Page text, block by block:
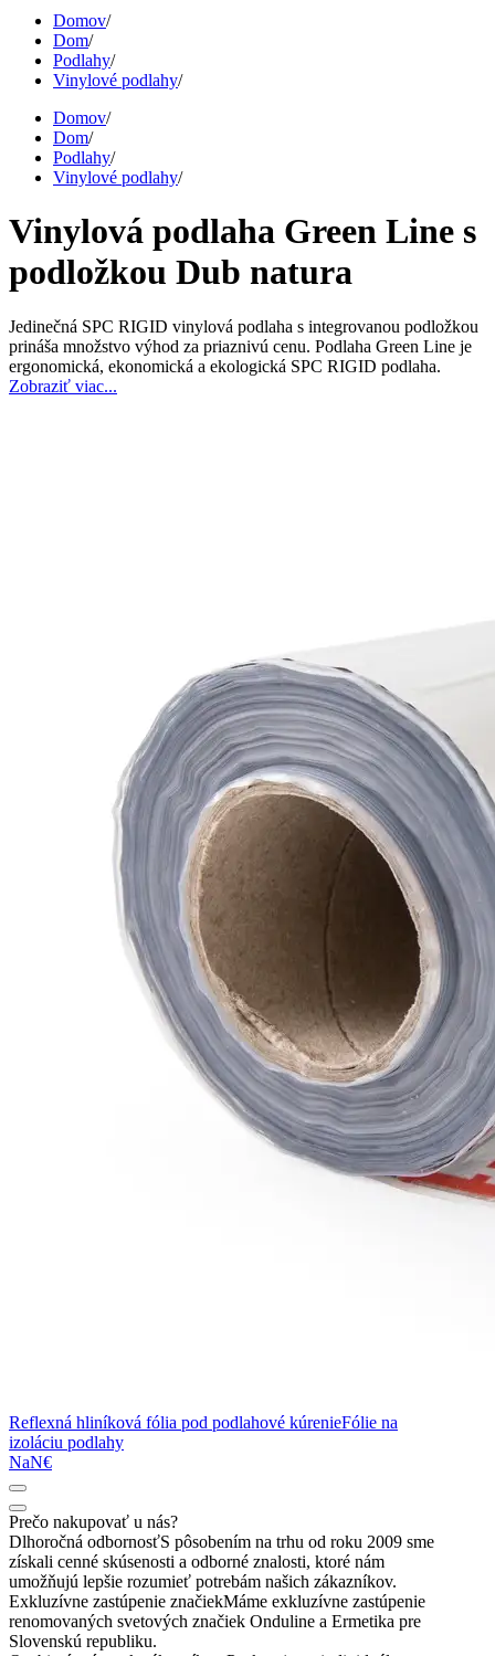
Domov/
Dom/
Podlahy/
Vinylové podlahy/
Domov/
Dom/
Podlahy/
Vinylové podlahy/
Vinylová podlaha Green Line s
podložkou Dub natura
Jedinečná SPC RIGID vinylová podlaha s integrovanou podložkou
prináša množstvo výhod za priaznivú cenu. Podlaha Green Line je
ergonomická, ekonomická a ekologická SPC RIGID podlaha.
Zobraziť viac...
Reflexná hliníková fólia pod podlahové kúrenieFólie na
izoláciu podlahy
NaN€
Prečo nakupovať u nás?
Dlhoročná odbornosťS pôsobením na trhu od roku 2009 sme
získali cenné skúsenosti a odborné znalosti, ktoré nám
umožňujú lepšie rozumieť potrebám našich zákazníkov.
Exkluzívne zastúpenie značiekMáme exkluzívne zastúpenie
renomovaných svetových značiek Onduline a Ermetika pre
Slovenskú republiku.